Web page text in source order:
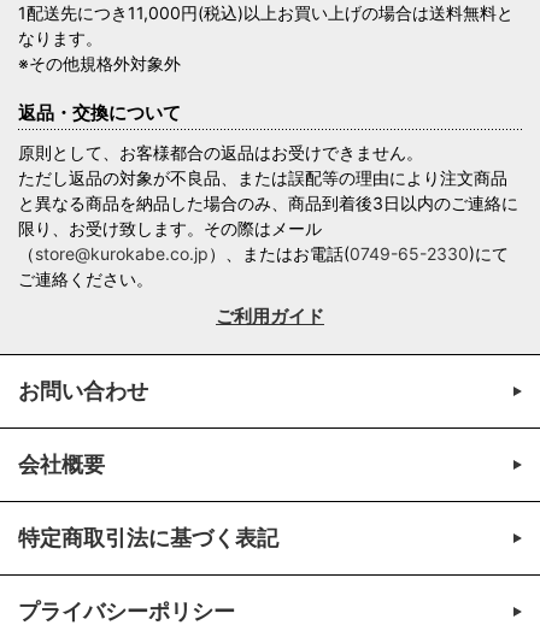
1配送先につき11,000円(税込)以上お買い上げの場合は送料無料と
なります。
※その他規格外対象外
返品・交換について
原則として、お客様都合の返品はお受けできません。
ただし返品の対象が不良品、または誤配等の理由により注文商品
と異なる商品を納品した場合のみ、商品到着後3日以内のご連絡に
限り、お受け致します。その際はメール
（store@kurokabe.co.jp）、またはお電話(0749-65-2330)にて
ご連絡ください。
ご利用ガイド
お問い合わせ
会社概要
特定商取引法に基づく表記
プライバシーポリシー